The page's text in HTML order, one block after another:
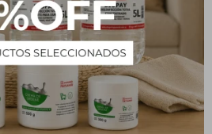
Esponja Mágica x 6
unidades
$ 134